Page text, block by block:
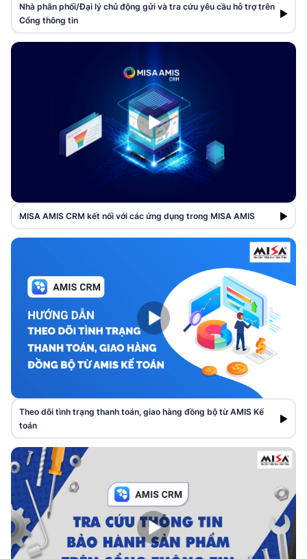
Nhà phân phối/Đại lý chủ động gửi và tra cứu yêu cầu hỗ trợ trên
Cổng thông tin
MISA AMIS CRM kết nối với các ứng dụng trong MISA AMIS
Theo dõi tình trạng thanh toán, giao hàng đồng bộ từ AMIS Kế
toán